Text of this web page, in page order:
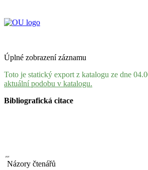
Úplné zobrazení záznamu
Toto je statický export z katalogu ze dne
aktuální podobu v katalogu.
Bibliografická citace
Názory čtenářů